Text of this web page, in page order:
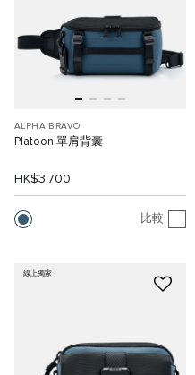
ALPHA BRAVO
Platoon 單肩背囊
HK$3,700
比較
線上獨家